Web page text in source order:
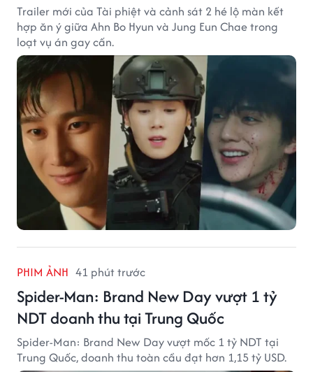
Trailer mới của Tài phiệt và cảnh sát 2 hé lộ màn kết
hợp ăn ý giữa Ahn Bo Hyun và Jung Eun Chae trong
loạt vụ án gay cấn.
PHIM ẢNH 41 phút trước
Spider-Man: Brand New Day vượt 1 tỷ
NDT doanh thu tại Trung Quốc
Spider-Man: Brand New Day vượt mốc 1 tỷ NDT tại
Trung Quốc, doanh thu toàn cầu đạt hơn 1,15 tỷ USD.